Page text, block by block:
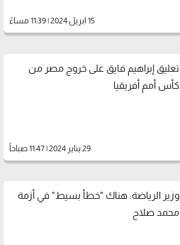
15 ابريل 2024 | 11:39 مساءً
تعليق إبراهيم فايق على خروج مصر من
كأس أمم أفريقيا
29 يناير 2024 | 11:47 صباحاً
وزير الرياضة: هناك "خطأ بسيط" في أزمة
محمد صلاح